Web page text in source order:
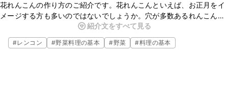
花れんこんの作り方のご紹介です。花れんこんといえば、お正月をイ
メージする方も多いのではないでしょうか。穴が多数あるれんこんは
将来の見通しがつくといった願いが込められており、花れんこんには
花の後に実を結ぶようにとの意味があります。酢ばすや煮物に使われ
ることが多い花れんこんは見た目も可愛く、華やかな仕上がりになり
紹介文をすべて見る
#レンコン #野菜料理の基本 #野菜 #料理の基本